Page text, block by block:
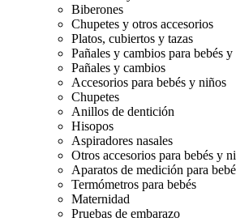
Biberones
Chupetes y otros accesorios
Platos, cubiertos y tazas
Pañales y cambios para bebés
Pañales y cambios
Accesorios para bebés y niños
Chupetes
Anillos de dentición
Hisopos
Aspiradores nasales
Otros accesorios para bebés y
Aparatos de medición para
Termómetros para bebés
Maternidad
Pruebas de embarazo